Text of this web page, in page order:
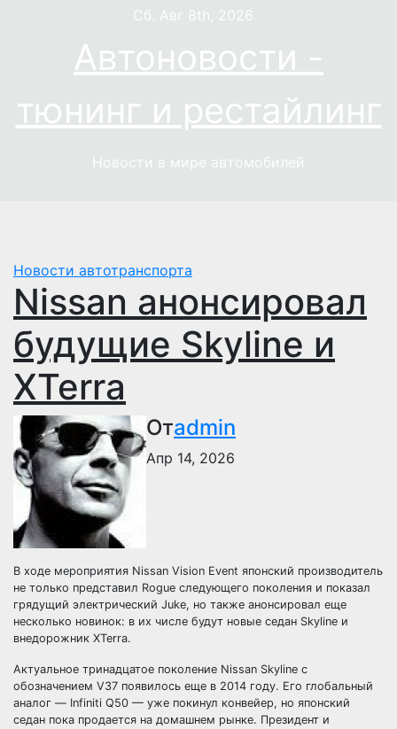
содержимому
Сб. Авг 8th, 2026
Автоновости -
тюнинг и рестайлинг
Новости в мире автомобилей
Новости автотранспорта
Nissan анонсировал
будущие Skyline и
XTerra
Отadmin
Апр 14, 2026
В ходе мероприятия Nissan Vision Event японский производитель
не только представил Rogue следующего поколения и показал
грядущий электрический Juke, но также анонсировал еще
несколько новинок: в их числе будут новые седан Skyline и
внедорожник XTerra.
Актуальное тринадцатое поколение Nissan Skyline с
обозначением V37 появилось еще в 2014 году. Его глобальный
аналог — Infiniti Q50 — уже покинул конвейер, но японский
седан пока продается на домашнем рынке. Президент и